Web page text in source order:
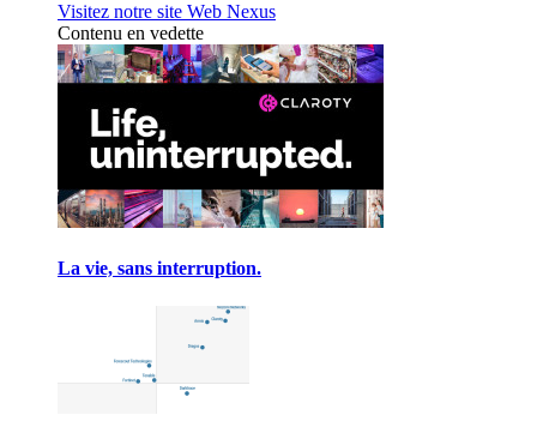
Visitez notre site Web Nexus
Contenu en vedette
La vie, sans interruption.